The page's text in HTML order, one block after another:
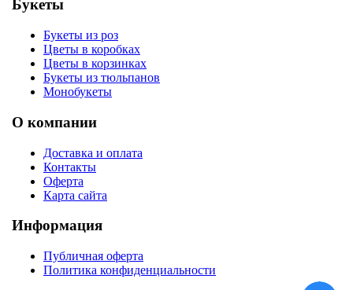
Букеты
Букеты из роз
Цветы в коробках
Цветы в корзинках
Букеты из тюльпанов
Монобукеты
О компании
Доставка и оплата
Контакты
Оферта
Карта сайта
Информация
Публичная оферта
Политика конфиденциальности